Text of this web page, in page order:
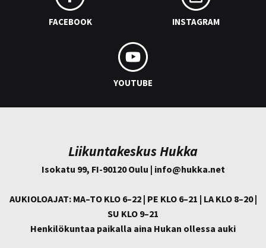
FACEBOOK INSTAGRAM
YOUTUBE
Liikuntakeskus Hukka
Isokatu 99, FI-90120 Oulu | info@hukka.net
AUKIOLOAJAT: MA–TO KLO 6–22 | PE KLO 6–21 | LA KLO 8–20 |
SU KLO 9–21
Henkilökuntaa paikalla aina Hukan ollessa auki